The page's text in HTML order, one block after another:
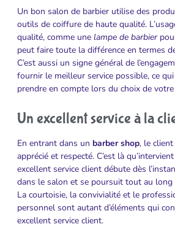
Un bon salon de barbier utilise des
outils de coiffure de haute qualité.
qualité, comme une lampe de barbier
peut faire toute la différence en termes
C’est aussi un signe général de
fournir le meilleur service possible, ce
prendre en compte lors du choix de
Un excellent service à la
En entrant dans un barber shop, le
apprécié et respecté. C’est là
excellent service client débute dès
dans le salon et se poursuit tout au long
La courtoisie, la convivialité et le
personnel sont autant d’éléments qui
excellent service client.